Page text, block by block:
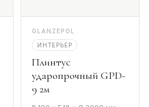
GLANZEPOL
ИНТЕРЬЕР
Плинтус
ударопрочный GPD-
9 2м